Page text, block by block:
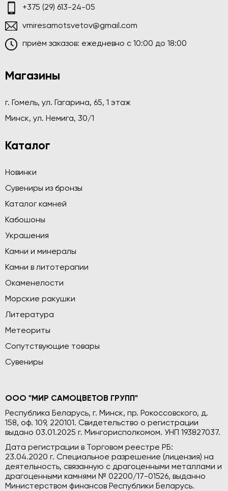
+375 (29) 613-24-05
vmiresamotsvetov@gmail.com
приём заказов: ежедневно c 10:00 до 18:00
Магазины
г. Гомель, ул. Гагарина, 65, 1 этаж
Минск, ул. Немига, 30/1
Каталог
Новинки
Сувениры из бронзы
Каталог камней
Кабошоны
Украшения
Камни и минералы
Камни в литотерапии
Окаменелости
Морские ракушки
Литература
Метеориты
Сопутствующие товары
Сувениры
ООО "МИР САМОЦВЕТОВ ГРУПП"
Республика Беларусь, г. Минск, пр. Рокоссовского, д.
158, оф. 109, 220101. Свидетельство о регистрации
выдано 03.01.2025 г. Мингорисполкомом. УНП 193827037.
Дата регистрации в Торговом реестре РБ:
23.04.2020 г. Специальное разрешение (лицензия) на
деятельность, связанную с драгоценными металлами и
драгоценными камнями № 02200/17-01526, выданно
Министерством финансов Республики Беларусь.